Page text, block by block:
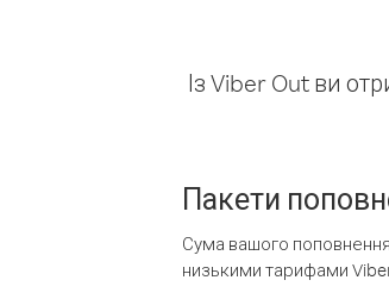
Із Viber Out ви
Пакети
Сума вашого
низькими тарифами